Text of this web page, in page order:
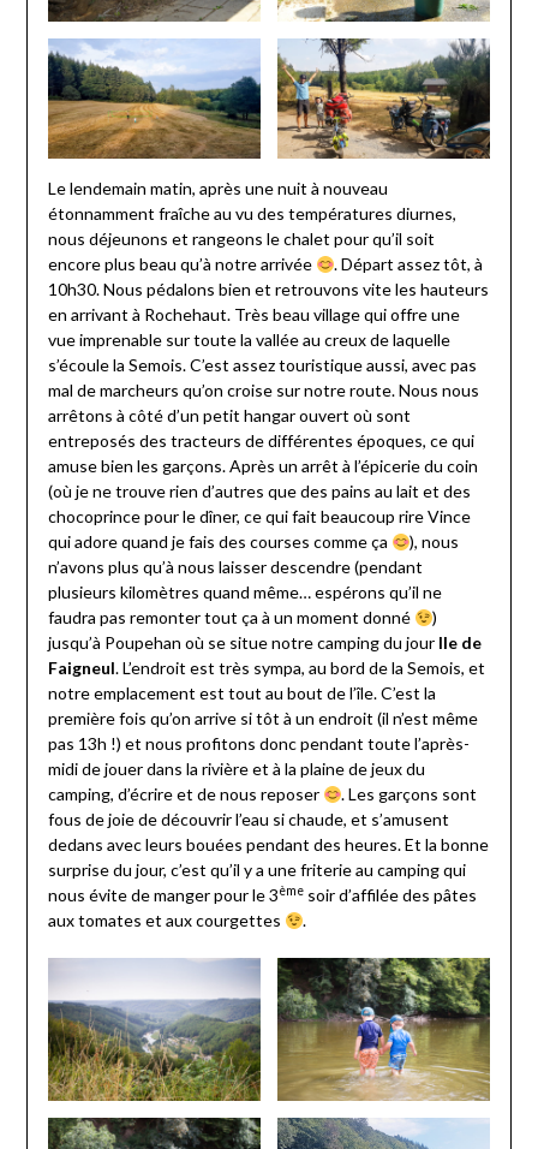
Le lendemain matin, après une nuit à nouveau
étonnamment fraîche au vu des températures diurnes,
nous déjeunons et rangeons le chalet pour qu’il soit
encore plus beau qu’à notre arrivée
. Départ assez tôt, à
10h30. Nous pédalons bien et retrouvons vite les hauteurs
en arrivant à Rochehaut. Très beau village qui offre une
vue imprenable sur toute la vallée au creux de laquelle
s’écoule la Semois. C’est assez touristique aussi, avec pas
mal de marcheurs qu’on croise sur notre route. Nous nous
arrêtons à côté d’un petit hangar ouvert où sont
entreposés des tracteurs de différentes époques, ce qui
amuse bien les garçons. Après un arrêt à l’épicerie du coin
(où je ne trouve rien d’autres que des pains au lait et des
chocoprince pour le dîner, ce qui fait beaucoup rire Vince
qui adore quand je fais des courses comme ça
), nous
n’avons plus qu’à nous laisser descendre (pendant
plusieurs kilomètres quand même… espérons qu’il ne
faudra pas remonter tout ça à un moment donné
)
jusqu’à Poupehan où se situe notre camping du jour Ile de
Faigneul. L’endroit est très sympa, au bord de la Semois, et
notre emplacement est tout au bout de l’île. C’est la
première fois qu’on arrive si tôt à un endroit (il n’est même
pas 13h !) et nous profitons donc pendant toute l’après-
midi de jouer dans la rivière et à la plaine de jeux du
camping, d’écrire et de nous reposer
. Les garçons sont
fous de joie de découvrir l’eau si chaude, et s’amusent
dedans avec leurs bouées pendant des heures. Et la bonne
surprise du jour, c’est qu’il y a une friterie au camping qui
nous évite de manger pour le 3èmesoir d’affilée des pâtes
aux tomates et aux courgettes
.